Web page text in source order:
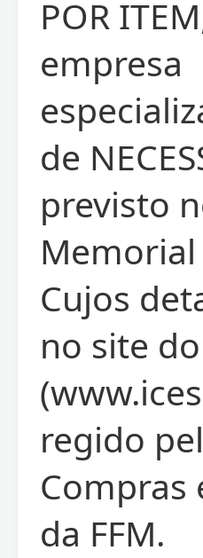
POR
empresa
de
previsto
Cujos
no site do
regido
Compras
da FFM.